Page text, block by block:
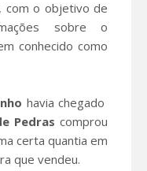
, com o objetivo de
sobre o
conhecido como
havia chegado
Pedras comprou
certa quantia em
que vendeu.